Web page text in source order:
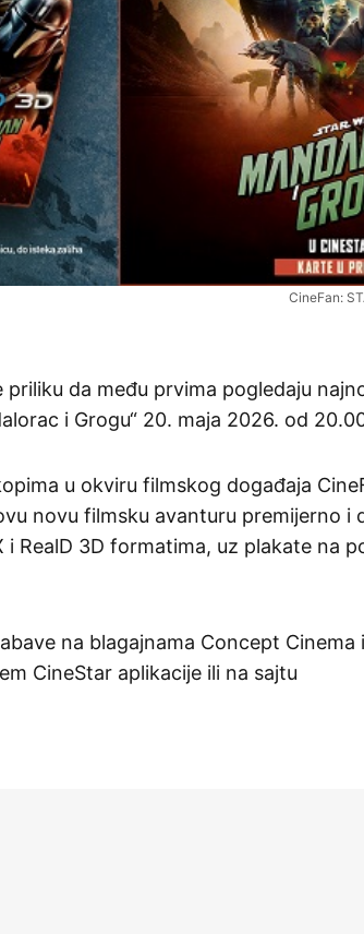
CineFan:
priliku da među prvima pogledaju
i Grogu“ 20. maja 2026. od
u okviru filmskog događaja
novu filmsku avanturu premijerno i
RealD 3D formatima, uz plakate na
na blagajnama Concept Cinema i
CineStar aplikacije ili na sajtu